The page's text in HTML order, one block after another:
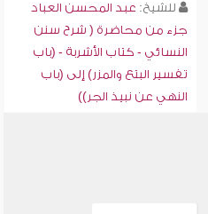
للشيخ: عبد المحسن العباد
جزء من محاضرة ( شرح سنن
النسائي - كتاب الأشربة - (باب
تفسير البتع والمزر) إلى (باب
النهي عن نبيذ الجر))